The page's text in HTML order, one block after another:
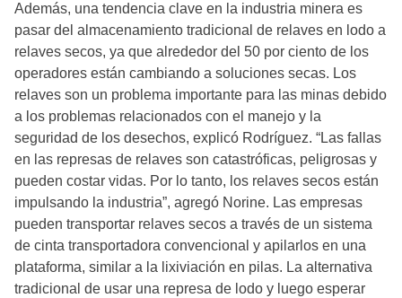
Además, una tendencia clave en la industria minera es
pasar del almacenamiento tradicional de relaves en lodo a
relaves secos, ya que alrededor del 50 por ciento de los
operadores están cambiando a soluciones secas. Los
relaves son un problema importante para las minas debido
a los problemas relacionados con el manejo y la
seguridad de los desechos, explicó Rodríguez. “Las fallas
en las represas de relaves son catastróficas, peligrosas y
pueden costar vidas. Por lo tanto, los relaves secos están
impulsando la industria”, agregó Norine. Las empresas
pueden transportar relaves secos a través de un sistema
de cinta transportadora convencional y apilarlos en una
plataforma, similar a la lixiviación en pilas. La alternativa
tradicional de usar una represa de lodo y luego esperar